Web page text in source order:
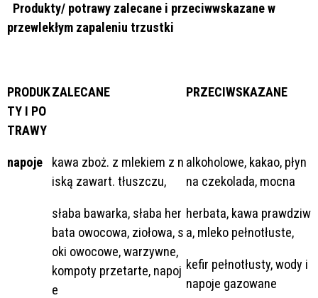
Produkty/ potrawy zalecane i przeciwwskazane w
przewlekłym zapaleniu trzustki
PRODUK
TY I PO
TRAWY
ZALECANE PRZECIWSKAZANE
napoje
kawa zboż. z mlekiem z n
iską zawart. tłuszczu,
słaba bawarka, słaba her
bata owocowa, ziołowa, s
oki owocowe, warzywne,
kompoty przetarte, napoj
e
alkoholowe, kakao, płyn
na czekolada, mocna
herbata, kawa prawdziw
a, mleko pełnotłuste,
kefir pełnotłusty, wody i
napoje gazowane